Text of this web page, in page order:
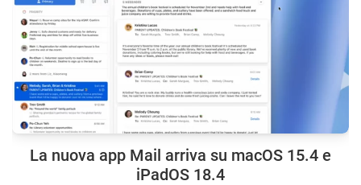
La nuova app Mail arriva su macOS 15.4 e
iPadOS 18.4